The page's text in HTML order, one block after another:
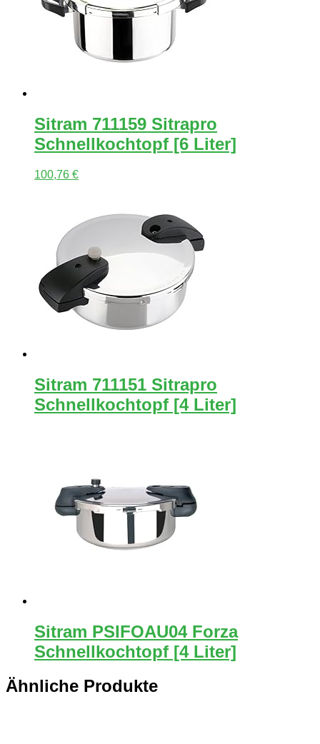
Sitram 711159 Sitrapro
Schnellkochtopf [6 Liter]
100,76 €
Sitram 711151 Sitrapro
Schnellkochtopf [4 Liter]
Sitram PSIFOAU04 Forza
Schnellkochtopf [4 Liter]
Ähnliche Produkte